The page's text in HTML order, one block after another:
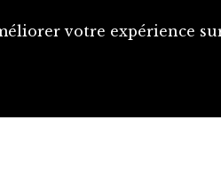
votre expérience